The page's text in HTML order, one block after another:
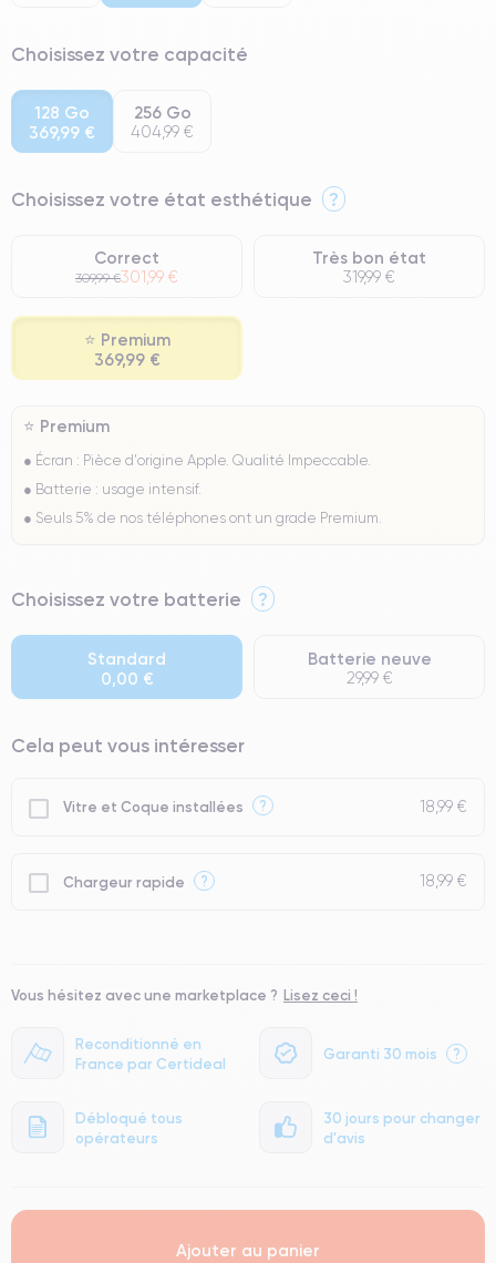
Reconditionné en
France par Certideal
Garanti 30 mois ?
Débloqué tous
opérateurs
30 jours pour changer
d'avis
Choisissez votre capacité
128 Go
369,99 €
256 Go
404,99 €
Choisissez votre état esthétique ?
Correct
309,99 €301,99 €
Très bon état
319,99 €
⭐ Premium
369,99 €
⭐ Premium
● Écran : Pièce d'origine Apple. Qualité Impeccable.
● Batterie : usage intensif.
● Seuls 5% de nos téléphones ont un grade Premium.
Choisissez votre batterie ?
Standard
0,00 €
Batterie neuve
29,99 €
Cela peut vous intéresser
Vitre et Coque installées ? 18,99 €
Chargeur rapide ? 18,99 €
Vous hésitez avec une marketplace ? Lisez ceci !
Ajouter au panier